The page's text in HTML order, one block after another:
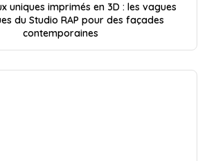
uniques imprimés en 3D : les vagues
du Studio RAP pour des façades
contemporaines